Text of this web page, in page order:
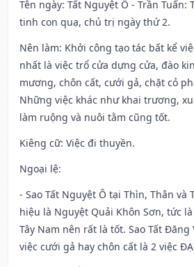
Tên ngày: Tất Nguyệt Ô - Trần Tuấn:
tinh con quạ, chủ trị ngày thứ 2.
Nên làm: Khởi công tạo tác bất kể
nhất là việc trổ cửa dựng cửa, đào
mương, chôn cất, cưới gả, chặt cỏ
Những việc khác như khai trương,
làm ruộng và nuôi tằm cũng tốt.
Kiêng cữ: Việc đi thuyền.
Ngoại lệ:
- Sao Tất Nguyệt Ô tại Thìn, Thân và
hiệu là Nguyệt Quải Khôn Sơn, tức
Tây Nam nên rất là tốt. Sao Tất Đăng
việc cưới gả hay chôn cất là 2 việc